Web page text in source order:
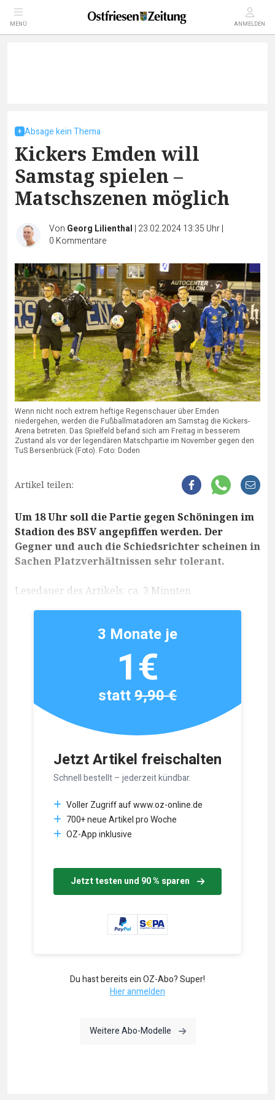
MENÜ ANMELDEN
Absage kein Thema
Kickers Emden will
Samstag spielen –
Matschszenen möglich
Von Georg Lilienthal | 23.02.2024 13:35 Uhr|
0 Kommentare
Wenn nicht noch extrem heftige Regenschauer über Emden
niedergehen, werden die Fußballmatadoren am Samstag die Kickers-
Arena betreten. Das Spielfeld befand sich am Freitag in besserem
Zustand als vor der legendären Matschpartie im November gegen den
TuS Bersenbrück (Foto). Foto: Doden
Artikel teilen:
Um 18 Uhr soll die Partie gegen Schöningen im
Stadion des BSV angepfiffen werden. Der
Gegner und auch die Schiedsrichter scheinen in
Sachen Platzverhältnissen sehr tolerant.
Lesedauer des Artikels: ca. 3 Minuten
Jetzt Artikel freischalten
Schnell bestellt – jederzeit kündbar.
Voller Zugriff auf www.oz-online.de
700+ neue Artikel pro Woche
OZ-App inklusive
Jetzt testen und 90 % sparen
3 Monate je
1€
statt9,90 €
Du hast bereits ein OZ-Abo? Super!
Hier anmelden
Weitere Abo-Modelle